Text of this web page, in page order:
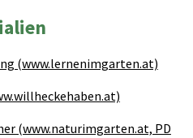
(www.lernenimgarten.at)
(www.naturimgarten.at, PD